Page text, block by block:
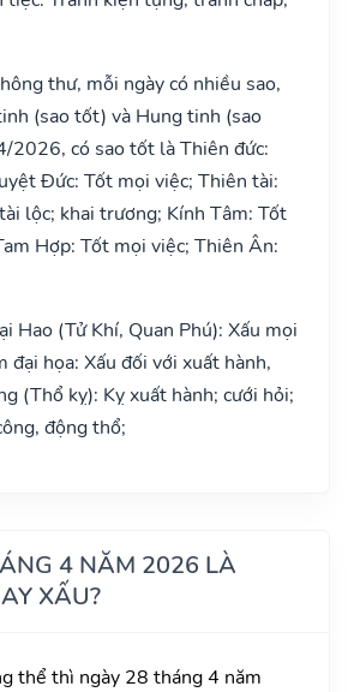
thư, mỗi ngày có nhiều sao,
(sao tốt) và Hung tinh (sao
2026, có sao tốt là Thiên đức:
Đức: Tốt mọi việc; Thiên tài:
lộc; khai trương; Kính Tâm: Tốt
Hợp: Tốt mọi việc; Thiên Ân:
Hao (Tử Khí, Quan Phú): Xấu mọi
đại họa: Xấu đối với xuất hành,
(Thổ kỵ): Kỵ xuất hành; cưới hỏi;
động thổ;
4 NĂM 2026 LÀ
XẤU?
thể thì ngày 28 tháng 4 năm